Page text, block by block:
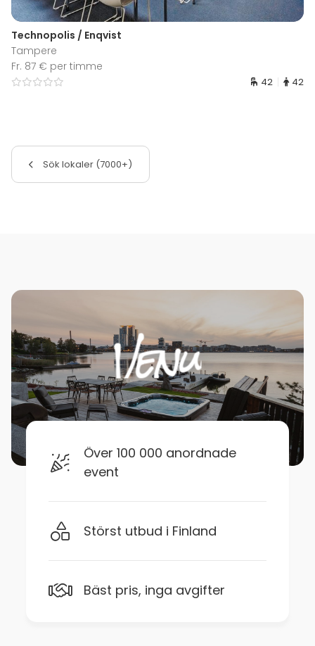
Technopolis / Enqvist
Tampere
Fr. 87 € per timme
42 42
Sök lokaler (7000+)
Över 100 000 anordnade
event
Störst utbud i Finland
Bäst pris, inga avgifter